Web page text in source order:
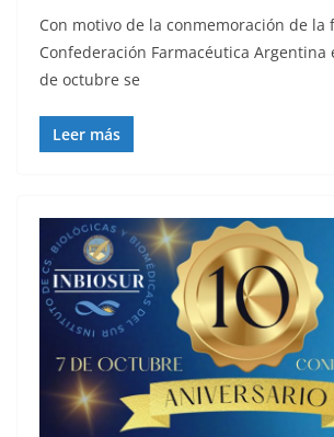
Con motivo de la conmemoración de la
Confederación Farmacéutica Argentina
de octubre se
Leer más